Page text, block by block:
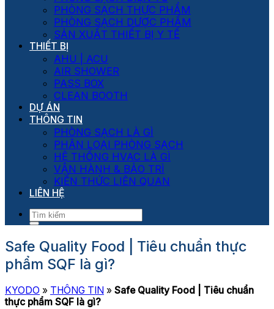
PHÒNG SẠCH THỰC PHẨM
PHÒNG SẠCH DƯỢC PHẨM
SẢN XUẤT THIẾT BỊ Y TẾ
THIẾT BỊ
AHU | ACU
AIR SHOWER
PASS BOX
CLEAN BOOTH
DỰ ÁN
THÔNG TIN
PHÒNG SẠCH LÀ GÌ
PHÂN LOẠI PHÒNG SẠCH
HỆ THỐNG HVAC LÀ GÌ
VẬN HÀNH & BẢO TRÌ
KIẾN THỨC LIÊN QUAN
LIÊN HỆ
Safe Quality Food | Tiêu chuẩn thực
phẩm SQF là gì?
KYODO » THÔNG TIN » Safe Quality Food | Tiêu chuẩn
thực phẩm SQF là gì?